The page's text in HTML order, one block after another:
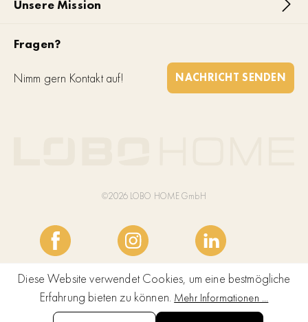
Unsere Mission
Fragen?
Nimm gern Kontakt auf! NACHRICHT SENDEN
©2026 LOBO HOME GmbH
Diese Website verwendet Cookies, um eine bestmögliche
Erfahrung bieten zu können. Mehr Informationen ...